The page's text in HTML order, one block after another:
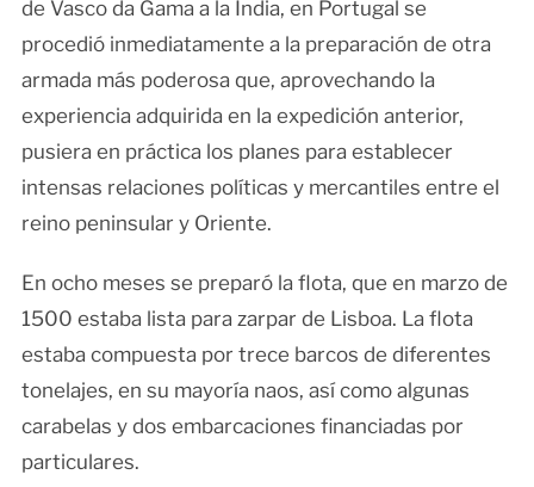
de Vasco da Gama a la India, en Portugal se
procedió inmediatamente a la preparación de otra
armada más poderosa que, aprovechando la
experiencia adquirida en la expedición anterior,
pusiera en práctica los planes para establecer
intensas relaciones políticas y mercantiles entre el
reino peninsular y Oriente.
En ocho meses se preparó la flota, que en marzo de
1500 estaba lista para zarpar de Lisboa. La flota
estaba compuesta por trece barcos de diferentes
tonelajes, en su mayoría naos, así como algunas
carabelas y dos embarcaciones financiadas por
particulares.